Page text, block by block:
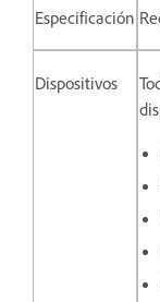
Especificación
Dispositivos